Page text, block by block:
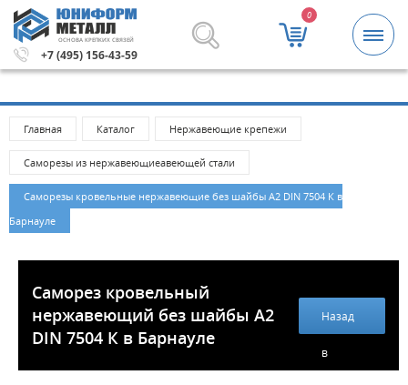
ОСНОВА КРЕПКИХ СВЯЗЕЙ
+7 (495) 156-43-59
0
рублей.Метизы и крепежные изделия оптом.
Главная Каталог Нержавеющие крепежи
Саморезы из нержавеющиеавеющей стали
Саморезы кровельные нержавеющие без шайбы А2 DIN 7504 К в
Барнауле
Саморез кровельный
нержавеющий без шайбы А2
DIN 7504 К в Барнауле
Назад
в